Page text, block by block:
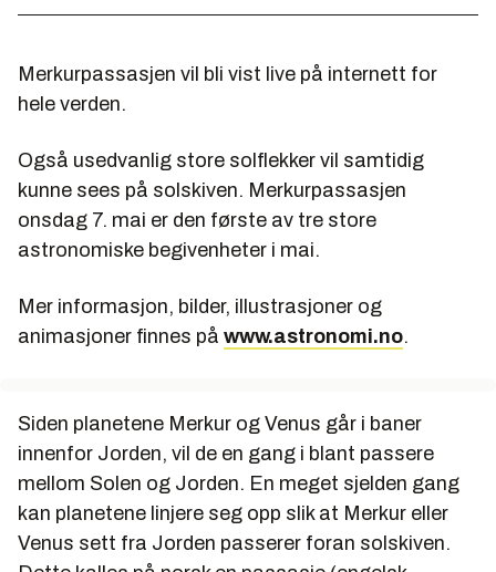
Merkurpassasjen vil bli vist live på internett for
hele verden.
Også usedvanlig store solflekker vil samtidig
kunne sees på solskiven. Merkurpassasjen
onsdag 7. mai er den første av tre store
astronomiske begivenheter i mai.
Mer informasjon, bilder, illustrasjoner og
animasjoner finnes på www.astronomi.no.
Siden planetene Merkur og Venus går i baner
innenfor Jorden, vil de en gang i blant passere
mellom Solen og Jorden. En meget sjelden gang
kan planetene linjere seg opp slik at Merkur eller
Venus sett fra Jorden passerer foran solskiven.